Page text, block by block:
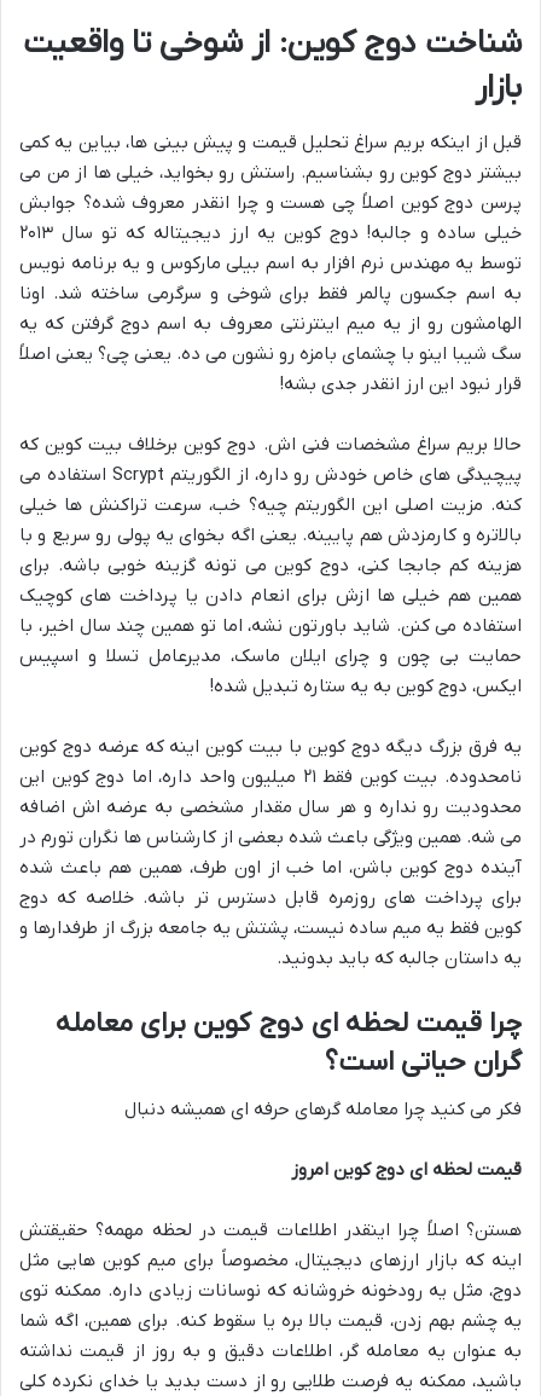
شناخت دوج کوین: از شوخی تا واقعیت
بازار
قبل از اینکه بریم سراغ تحلیل قیمت و پیش بینی ها، بیاین یه کمی
بیشتر دوج کوین رو بشناسیم. راستش رو بخواید، خیلی ها از من می
پرسن دوج کوین اصلاً چی هست و چرا انقدر معروف شده؟ جوابش
خیلی ساده و جالبه! دوج کوین یه ارز دیجیتاله که تو سال ۲۰۱۳
توسط یه مهندس نرم افزار به اسم بیلی مارکوس و یه برنامه نویس
به اسم جکسون پالمر فقط برای شوخی و سرگرمی ساخته شد. اونا
الهامشون رو از یه میم اینترنتی معروف به اسم دوج گرفتن که یه
سگ شیبا اینو با چشمای بامزه رو نشون می ده. یعنی چی؟ یعنی اصلاً
قرار نبود این ارز انقدر جدی بشه!
حالا بریم سراغ مشخصات فنی اش. دوج کوین برخلاف بیت کوین که
پیچیدگی های خاص خودش رو داره، از الگوریتم Scrypt استفاده می
کنه. مزیت اصلی این الگوریتم چیه؟ خب، سرعت تراکنش ها خیلی
بالاتره و کارمزدش هم پایینه. یعنی اگه بخوای یه پولی رو سریع و با
هزینه کم جابجا کنی، دوج کوین می تونه گزینه خوبی باشه. برای
همین هم خیلی ها ازش برای انعام دادن یا پرداخت های کوچیک
استفاده می کنن. شاید باورتون نشه، اما تو همین چند سال اخیر، با
حمایت بی چون و چرای ایلان ماسک، مدیرعامل تسلا و اسپیس
ایکس، دوج کوین به یه ستاره تبدیل شده!
یه فرق بزرگ دیگه دوج کوین با بیت کوین اینه که عرضه دوج کوین
نامحدوده. بیت کوین فقط ۲۱ میلیون واحد داره، اما دوج کوین این
محدودیت رو نداره و هر سال مقدار مشخصی به عرضه اش اضافه
می شه. همین ویژگی باعث شده بعضی از کارشناس ها نگران تورم در
آینده دوج کوین باشن، اما خب از اون طرف، همین هم باعث شده
برای پرداخت های روزمره قابل دسترس تر باشه. خلاصه که دوج
کوین فقط یه میم ساده نیست، پشتش یه جامعه بزرگ از طرفدارها و
یه داستان جالبه که باید بدونید.
چرا قیمت لحظه ای دوج کوین برای معامله
گران حیاتی است؟
فکر می کنید چرا معامله گرهای حرفه ای همیشه دنبال
قیمت لحظه ای دوج کوین امروز
هستن؟ اصلاً چرا اینقدر اطلاعات قیمت در لحظه مهمه؟ حقیقتش
اینه که بازار ارزهای دیجیتال، مخصوصاً برای میم کوین هایی مثل
دوج، مثل یه رودخونه خروشانه که نوسانات زیادی داره. ممکنه توی
یه چشم بهم زدن، قیمت بالا بره یا سقوط کنه. برای همین، اگه شما
به عنوان یه معامله گر، اطلاعات دقیق و به روز از قیمت نداشته
باشید، ممکنه یه فرصت طلایی رو از دست بدید یا خدای نکرده کلی